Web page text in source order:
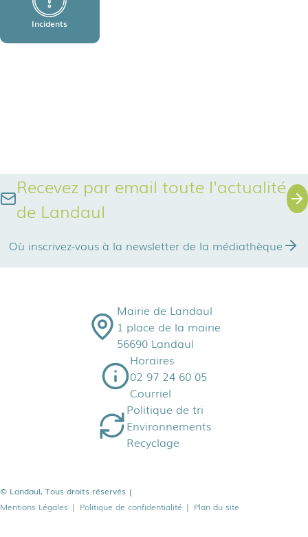
Incidents
Recevez par email toute l'actualité
de Landaul
Où inscrivez-vous à la newsletter de la médiathèque
Mairie de Landaul
1 place de la mairie
56690 Landaul
Horaires
02 97 24 60 05
Courriel
Politique de tri
Environnements
Recyclage
© Landaul, Tous droits réservés |
Mentions Légales | Politique de confidentialité | Plan du site